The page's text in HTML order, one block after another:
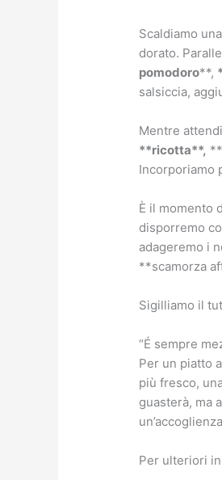
Scaldiamo
dorato.
pomodoro**,
salsiccia,
Mentre
**ricotta**,
Incorporiamo
È il momento
disporremo
adageremo i
**scamorza
Sigilliamo il
“É sempre
Per un piatto
più fresco,
guasterà, ma
Per ulteriori